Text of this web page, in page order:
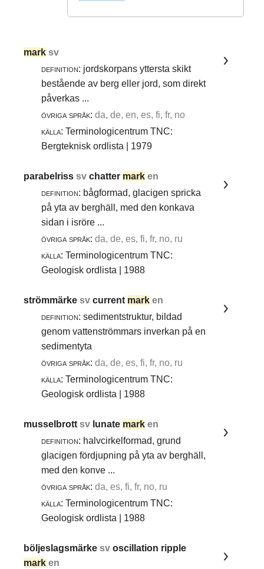
mark sv
definition: jordskorpans yttersta skikt
bestående av berg eller jord, som direkt
påverkas ...
övriga språk: da, de, en, es, fi, fr, no
källa: Terminologicentrum TNC:
Bergteknisk ordlista | 1979
parabelrisssvchatter mark en
definition: bågformad, glacigen spricka
på yta av berghäll, med den konkava
sidan i isröre ...
övriga språk: da, de, es, fi, fr, no, ru
källa: Terminologicentrum TNC:
Geologisk ordlista | 1988
strömmärkesvcurrent mark en
definition: sedimentstruktur, bildad
genom vattenströmmars inverkan på en
sedimentyta
övriga språk: da, de, es, fi, fr, no, ru
källa: Terminologicentrum TNC:
Geologisk ordlista | 1988
musselbrottsv lunate mark en
definition: halvcirkelformad, grund
glacigen fördjupning på yta av berghäll,
med den konve ...
övriga språk: da, es, fi, fr, no, ru
källa: Terminologicentrum TNC:
Geologisk ordlista | 1988
böljeslagsmärkesvoscillation ripple
mark en